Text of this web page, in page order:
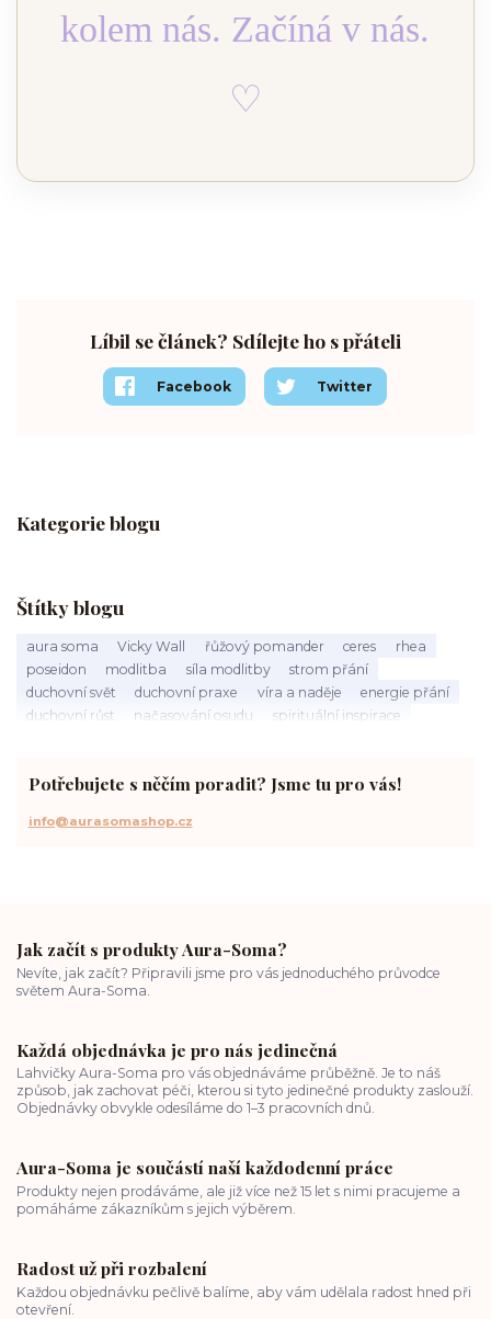
Kategorie blogu
Štítky blogu
aura soma Vicky Wall řůžový pomander ceres
rhea
poseidon
modlitba síla modlitby
strom přání
duchovní svět
duchovní praxe víra a naděje
energie přání
duchovní růst
načasování osudu
spirituální inspirace
Potřebujete s něčím poradit? Jsme tu pro vás!
info@aurasomashop.cz
kolem nás. Začíná v nás.
♡
Líbil se článek? Sdílejte ho s přáteli
Facebook Twitter
Jak začít s produkty Aura-Soma?
Nevíte, jak začít? Připravili jsme pro vás jednoduchého průvodce
světem Aura-Soma.
Každá objednávka je pro nás jedinečná
Lahvičky Aura-Soma pro vás objednáváme průběžně. Je to náš
způsob, jak zachovat péči, kterou si tyto jedinečné produkty zaslouží.
Objednávky obvykle odesíláme do 1–3 pracovních dnů.
Aura-Soma je součástí naší každodenní práce
Produkty nejen prodáváme, ale již více než 15 let s nimi pracujeme a
pomáháme zákazníkům s jejich výběrem.
Radost už při rozbalení
Každou objednávku pečlivě balíme, aby vám udělala radost hned při
otevření.